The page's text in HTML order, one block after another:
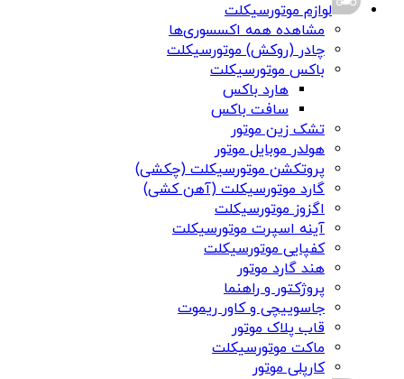
لوازم موتورسیکلت
مشاهده همه اکسسوری‌ها
چادر (روکش) موتورسیکلت
باکس موتورسیکلت
هارد باکس
سافت باکس
تشک زین موتور
هولدر موبایل موتور
پروتکشن موتورسیکلت (چکشی)
گارد موتورسیکلت (آهن کشی)
اگزوز موتورسیکلت
آینه اسپرت موتورسیکلت
کفپایی موتورسیکلت
هند گارد موتور
پروژکتور و راهنما
جاسوییچی و کاور ریموت
قاب پلاک موتور
ماکت موتورسیکلت
کارپلی موتور